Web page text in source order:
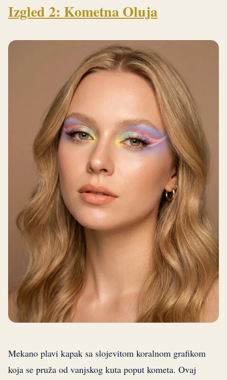
Izgled 2: Kometna Oluja
Mekano plavi kapak sa slojevitom koralnom grafikom
koja se pruža od vanjskog kuta poput kometa. Ovaj